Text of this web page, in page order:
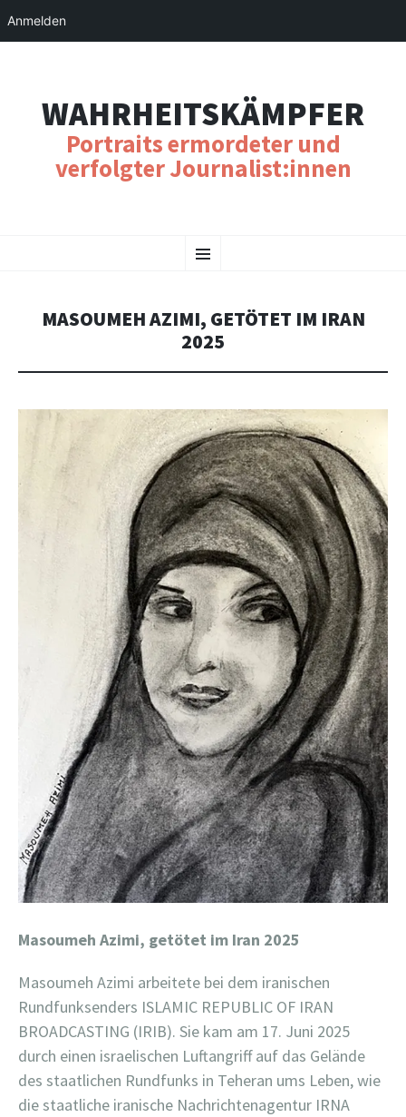
WAHRHEITSKÄMPFER
Portraits ermordeter und
verfolgter Journalist:innen
Menu
TO
MASOUMEH AZIMI, GETÖTET IM IRAN
2025
Masoumeh Azimi, getötet im Iran 2025
Masoumeh Azimi arbeitete bei dem iranischen
Rundfunksenders ISLAMIC REPUBLIC OF IRAN
BROADCASTING (IRIB). Sie kam am 17. Juni 2025
durch einen israelischen Luftangriff auf das Gelände
des staatlichen Rundfunks in Teheran ums Leben, wie
die staatliche iranische Nachrichtenagentur IRNA
Anmelden